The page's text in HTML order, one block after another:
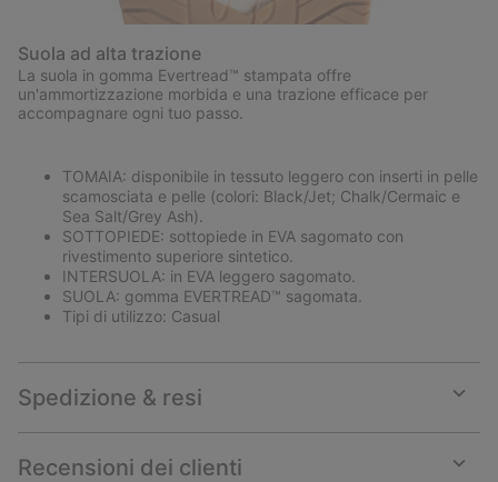
Suola ad alta trazione
La suola in gomma Evertread™ stampata offre
un'ammortizzazione morbida e una trazione efficace per
accompagnare ogni tuo passo.
TOMAIA: disponibile in tessuto leggero con inserti in pelle
scamosciata e pelle (colori: Black/Jet; Chalk/Cermaic e
Sea Salt/Grey Ash).
SOTTOPIEDE: sottopiede in EVA sagomato con
rivestimento superiore sintetico.
INTERSUOLA: in EVA leggero sagomato.
SUOLA: gomma EVERTREAD™ sagomata.
Tipi di utilizzo: Casual
Spedizione & resi
or
Recensioni dei clienti